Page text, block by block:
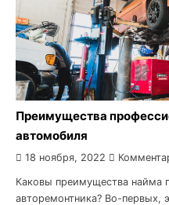
Преимущества
автомобиля
18 ноября, 2022
Каковы преимущества найма
авторемонтника? Во-первых,